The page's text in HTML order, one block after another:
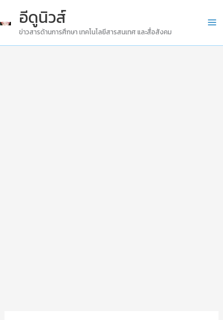
to
อีดูนิวส์
ข่าวสารด้านการศึกษา เทคโนโลยีสารสนเทศ และสื่อสังคม